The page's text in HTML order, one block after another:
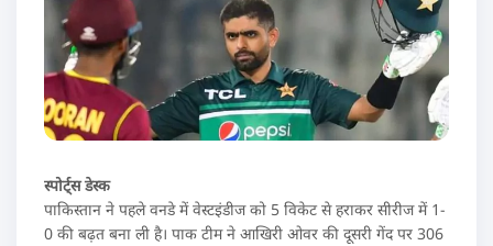
स्पोर्ट्स डेस्क
पाकिस्तान ने पहले वनडे में वेस्टइंडीज को 5 विकेट से हराकर सीरीज में 1-
0 की बढ़त बना ली है। पाक टीम ने आखिरी ओवर की दूसरी गेंद पर 306